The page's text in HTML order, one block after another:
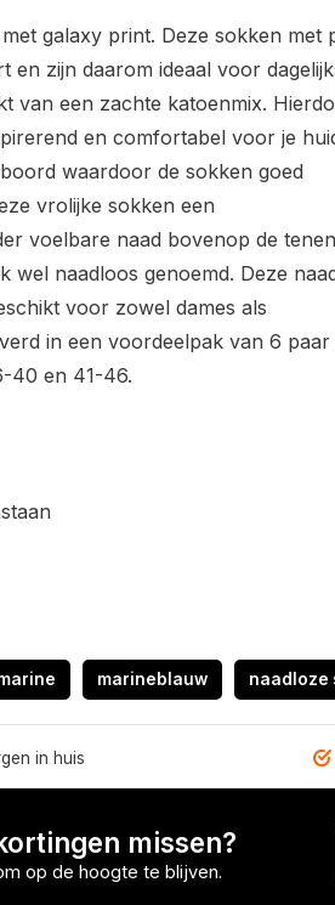
galaxy print. Deze sokken met
en zijn daarom ideaal voor
van een zachte katoenmix.
en comfortabel voor je
waardoor de sokken goed
vrolijke sokken een
voelbare naad bovenop de
wel naadloos genoemd. Deze
voor zowel dames als
in een voordeelpak van 6 paar
40 en 41-46.
marineblauw naadloze
in huis
missen?
op de hoogte te blijven.